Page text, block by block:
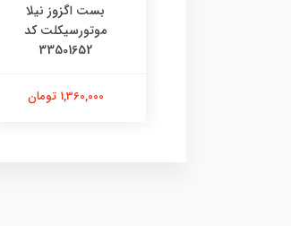
بست اگزوز نیلا
موتورسیکلت کد
33501652
1,360,000 تومان